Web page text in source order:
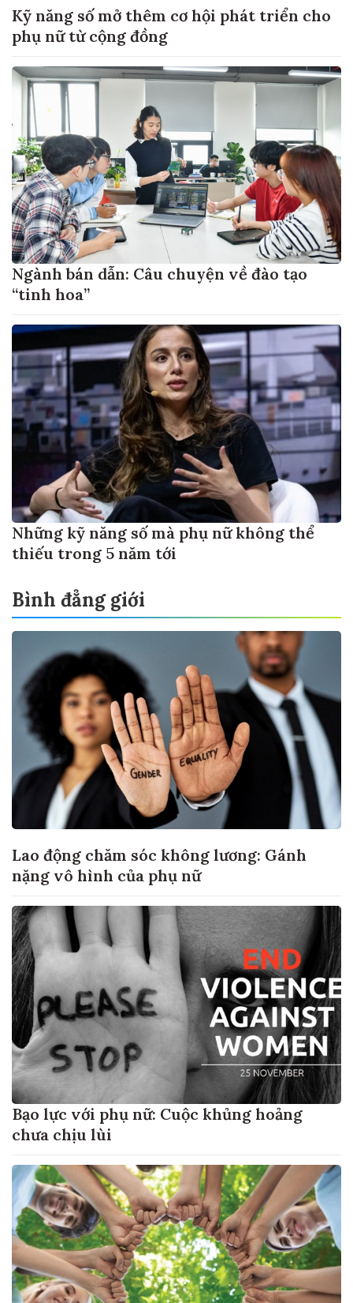
Kỹ năng số mở thêm cơ hội phát triển cho
phụ nữ từ cộng đồng
Ngành bán dẫn: Câu chuyện về đào tạo
“tinh hoa”
Những kỹ năng số mà phụ nữ không thể
thiếu trong 5 năm tới
Bình đẳng giới
Lao động chăm sóc không lương: Gánh
nặng vô hình của phụ nữ
Bạo lực với phụ nữ: Cuộc khủng hoảng
chưa chịu lùi